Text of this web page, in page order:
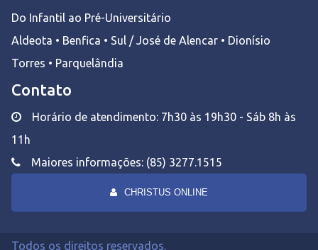
Do Infantil ao Pré-Universitário
Aldeota • Benfica • Sul / José de Alencar • Dionísio
Torres • Parquelândia
Contato
Horário de atendimento: 7h30 às 19h30 - Sáb 8h às
11h
Maiores informações: (85) 3277.1515
CHRISTUS ONLINE
Todos os direitos reservados.